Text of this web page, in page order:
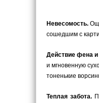
Невесомость.
сошедшим с
Действие фена и
и мгновенную
тоненькие
Теплая забота.